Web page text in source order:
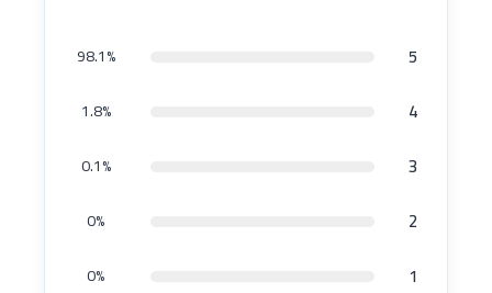
5
98.1%
4
1.8%
3
0.1%
2
0%
1
0%